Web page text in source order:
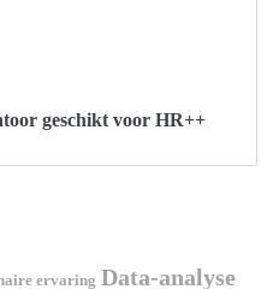
geschikt voor HR++
ervaring Data-analyse